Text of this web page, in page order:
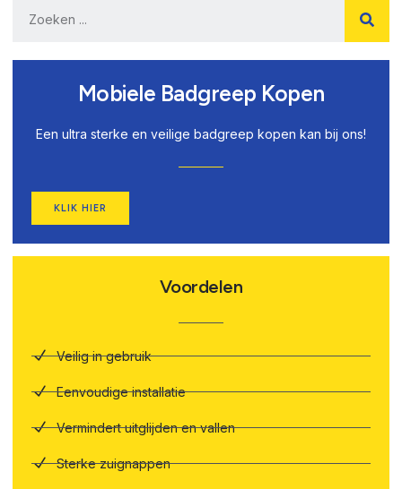
Mobiele Badgreep Kopen
Een ultra sterke en veilige badgreep kopen kan bij ons!
KLIK HIER
Voordelen
Veilig in gebruik
Eenvoudige installatie
Vermindert uitglijden en vallen
Sterke zuignappen